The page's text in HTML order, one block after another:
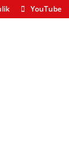
YouTube